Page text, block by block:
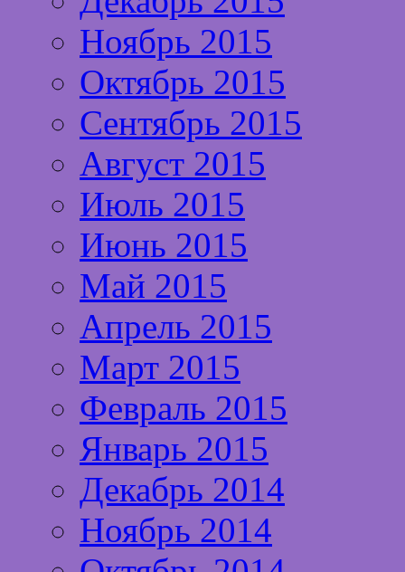
Ноябрь 2015
Октябрь 2015
Сентябрь 2015
Август 2015
Июль 2015
Июнь 2015
Май 2015
Апрель 2015
Март 2015
Февраль 2015
Январь 2015
Декабрь 2014
Ноябрь 2014